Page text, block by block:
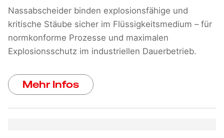
Nassabscheider binden explosionsfähige und
kritische Stäube sicher im Flüssigkeitsmedium – für
normkonforme Prozesse und maximalen
Explosionsschutz im industriellen Dauerbetrieb.
Mehr Infos